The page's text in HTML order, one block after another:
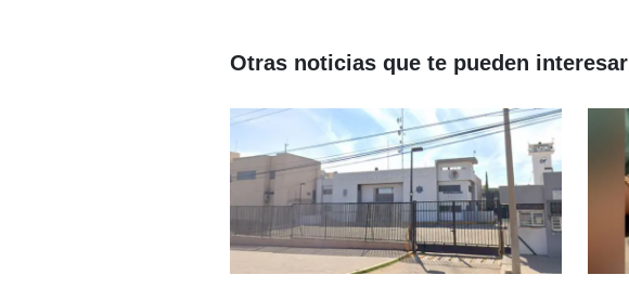
Otras noticias que te pueden interesar